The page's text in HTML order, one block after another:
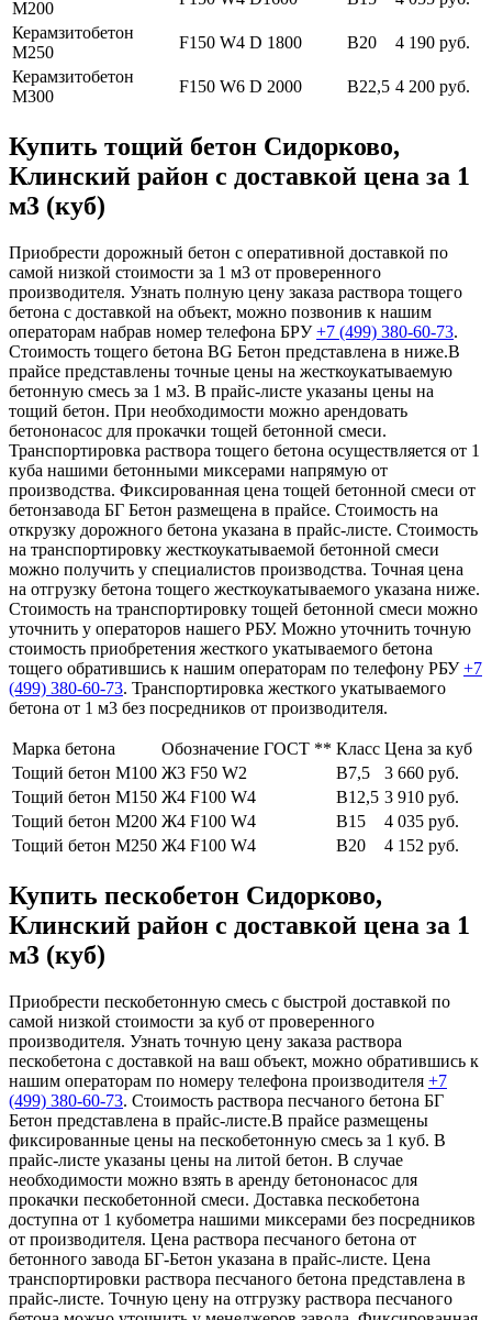
М200
Керамзитобетон
М250
F150 W4 D 1800 В20
4 190 руб.
Керамзитобетон
М300
F150 W6 D 2000 В22,5 4 200 руб.
Купить тощий бетон Сидорково,
Клинский район с доставкой цена за 1
м3 (куб)
Приобрести дорожный бетон с оперативной доставкой по
самой низкой стоимости за 1 м3 от проверенного
производителя. Узнать полную цену заказа раствора тощего
бетона с доставкой на объект, можно позвонив к нашим
операторам набрав номер телефона БРУ+7 (499) 380-60-73.
Стоимость тощего бетона BG Бетон представлена в ниже.В
прайсе представлены точные цены на жесткоукатываемую
бетонную смесь за 1 м3. В прайс-листе указаны цены на
тощий бетон. При необходимости можно арендовать
бетононасос для прокачки тощей бетонной смеси.
Транспортировка раствора тощего бетона осуществляется от 1
куба нашими бетонными миксерами напрямую от
производства. Фиксированная цена тощей бетонной смеси от
бетонзавода БГ Бетон размещена в прайсе. Стоимость на
открузку дорожного бетона указана в прайс-листе. Стоимость
на транспортировку жесткоукатываемой бетонной смеси
можно получить у специалистов производства. Точная цена
на отгрузку бетона тощего жесткоукатываемого указана ниже.
Стоимость на транспортировку тощей бетонной смеси можно
уточнить у операторов нашего РБУ. Можно уточнить точную
стоимость приобретения жесткого укатываемого бетона
тощего обратившись к нашим операторам по телефону РБУ+7
(499) 380-60-73. Транспортировка жесткого укатываемого
бетона от 1 м3 без посредников от производителя.
Марка бетона Обозначение ГОСТ ** Класс Цена за куб
Тощий бетон М100 Ж3 F50 W2 В7,5
3 660 руб.
Тощий бетон М150 Ж4 F100 W4 В12,5 3 910 руб.
Тощий бетон М200 Ж4 F100 W4 В15
4 035 руб.
Тощий бетон М250 Ж4 F100 W4 В20 4 152 руб.
Купить пескобетон Сидорково,
Клинский район с доставкой цена за 1
м3 (куб)
Приобрести пескобетонную смесь с быстрой доставкой по
самой низкой стоимости за куб от проверенного
производителя. Узнать точную цену заказа раствора
пескобетона с доставкой на ваш объект, можно обратившись к
нашим операторам по номеру телефона производителя +7
(499) 380-60-73. Стоимость раствора песчаного бетона БГ
Бетон представлена в прайс-листе.В прайсе размещены
фиксированные цены на пескобетонную смесь за 1 куб. В
прайс-листе указаны цены на литой бетон. В случае
необходимости можно взять в аренду бетононасос для
прокачки пескобетонной смеси. Доставка пескобетона
доступна от 1 кубометра нашими миксерами без посредников
от производителя. Цена раствора песчаного бетона от
бетонного завода БГ-Бетон указана в прайс-листе. Цена
транспортировки раствора песчаного бетона представлена в
прайс-листе. Точную цену на отгрузку раствора песчаного